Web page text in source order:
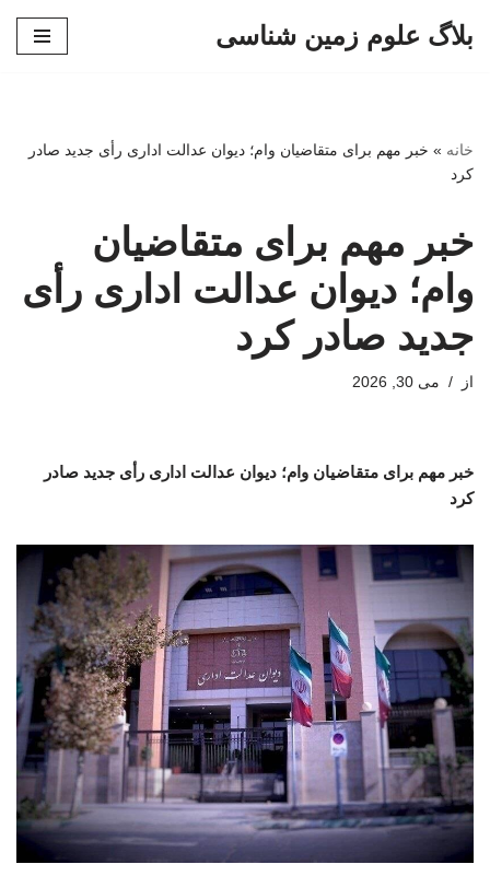
بلاگ علوم زمین شناسی
خانه » خبر مهم برای متقاضیان وام؛ دیوان عدالت اداری رأی جدید صادر
کرد
خبر مهم برای متقاضیان
وام؛ دیوان عدالت اداری رأی
جدید صادر کرد
از می 30, 2026
خبر مهم برای متقاضیان وام؛ دیوان عدالت اداری رأی جدید صادر
کرد